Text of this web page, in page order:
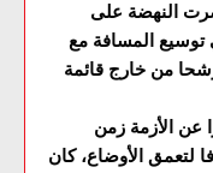
النهضة على
توسيع المسافة مع
من خارج قائمة
عن الأزمة زمن
لتعمق الأوضاع، كان